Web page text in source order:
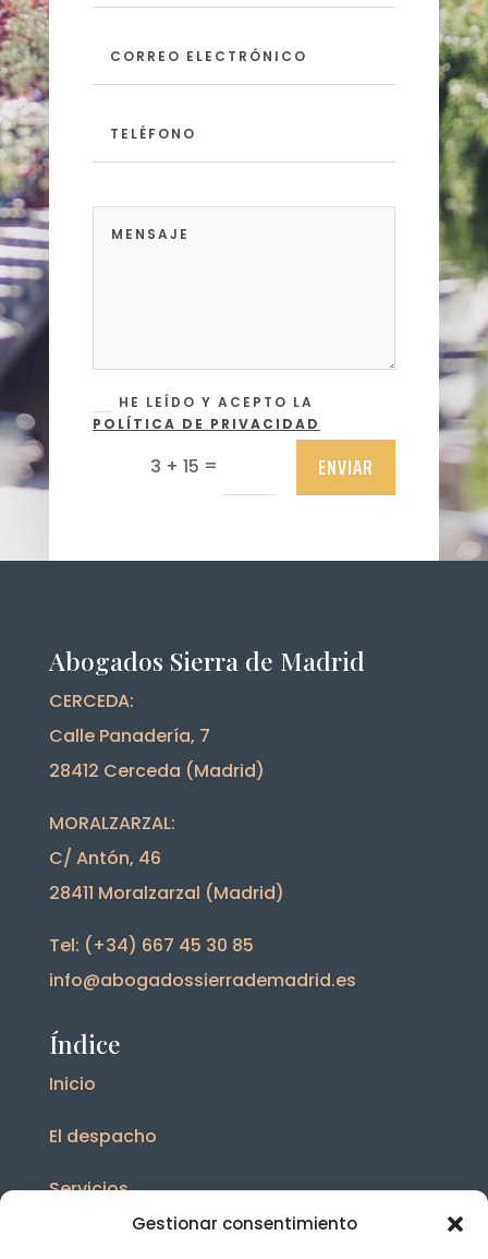
Gestionar consentimiento
HE LEÍDO Y ACEPTO LA
POLÍTICA DE PRIVACIDAD
3 + 15 = ENVIAR
Abogados Sierra de Madrid
CERCEDA:
Calle Panadería, 7
28412 Cerceda (Madrid)
MORALZARZAL:
C/ Antón, 46
28411 Moralzarzal (Madrid)
Tel: (+34) 667 45 30 85
info@abogadossierrademadrid.es
Índice
Inicio
El despacho
Servicios